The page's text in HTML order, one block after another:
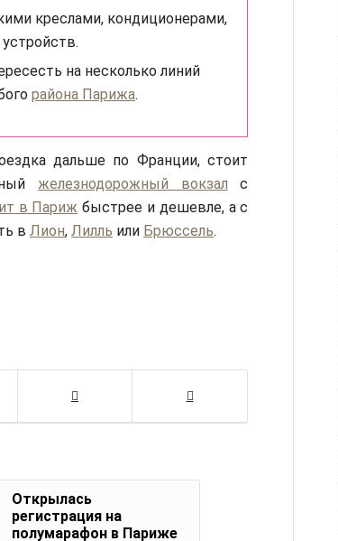
креслами, кондиционерами,
на несколько линий
района Парижа.
дальше по Франции, стоит
железнодорожный вокзал с
в Париж быстрее и дешевле, а с
в Лион, Лилль или Брюссель.
Открылась
регистрация на
полумарафон в Париже